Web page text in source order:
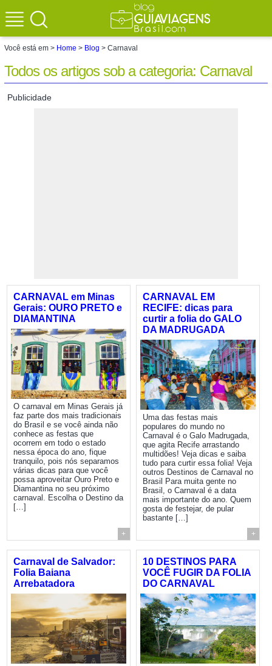
Você está em > Home > Blog > Carnaval
Todos os artigos sob a categoria: Carnaval
Publicidade
CARNAVAL em Minas
Gerais: OURO PRETO e
DIAMANTINA
O carnaval em Minas Gerais já
faz parte dos mais tradicionais
do Brasil e se você ainda não
conhece as festas que
ocorrem em todo o estado
nessa época do ano, fique
tranquilo, pois nós separamos
várias dicas para que você
possa aproveitar Ouro Preto e
Diamantina no seu próximo
carnaval. Escolha o Destino da
[…]
+
CARNAVAL EM
RECIFE: dicas para
curtir a folia do GALO
DA MADRUGADA
Uma das festas mais
populares do mundo no
Carnaval é o Galo Madrugada,
que agita Recife arrastando
multidões! Veja dicas e saiba
tudo para curtir essa folia! Veja
outros Destinos de Carnaval no
Brasil Para muita gente no
Brasil, o Carnaval é a data
mais importante do ano. Quem
gosta de festejar, de pular
bastante […]
+
Carnaval de Salvador:
Folia Baiana
Arrebatadora
10 DESTINOS PARA
VOCÊ FUGIR DA FOLIA
DO CARNAVAL